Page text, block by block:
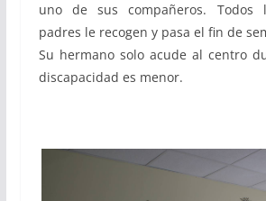
uno de sus compañeros. Todos
padres le recogen y pasa el fin de
Su hermano solo acude al centro
discapacidad es menor.